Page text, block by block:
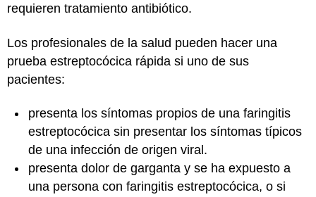
requieren tratamiento antibiótico.
Los profesionales de la salud pueden hacer una
prueba estreptocócica rápida si uno de sus
pacientes:
presenta los síntomas propios de una faringitis
estreptocócica sin presentar los síntomas típicos
de una infección de origen viral.
presenta dolor de garganta y se ha expuesto a
una persona con faringitis estreptocócica, o si